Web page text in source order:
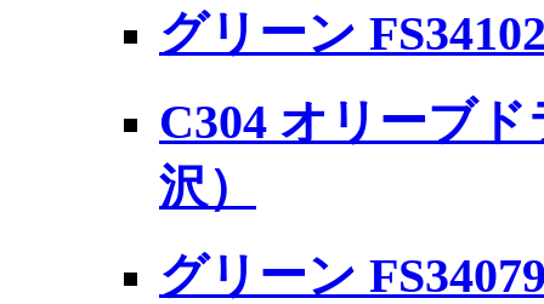
グリーン
C304 オリーブド
沢）
グリーン